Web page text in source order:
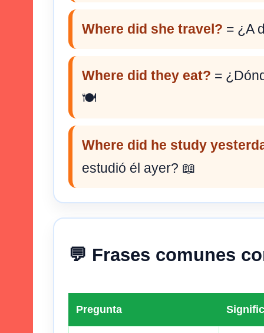
Where did she travel? = ¿A
Where did they eat? =
🍽️
Where did he study
estudió él ayer? 📖
💬 Frases comunes
Pregunta